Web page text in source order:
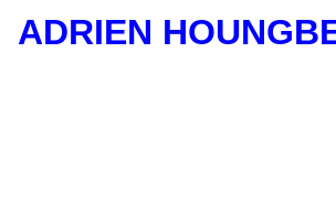
ADRIEN